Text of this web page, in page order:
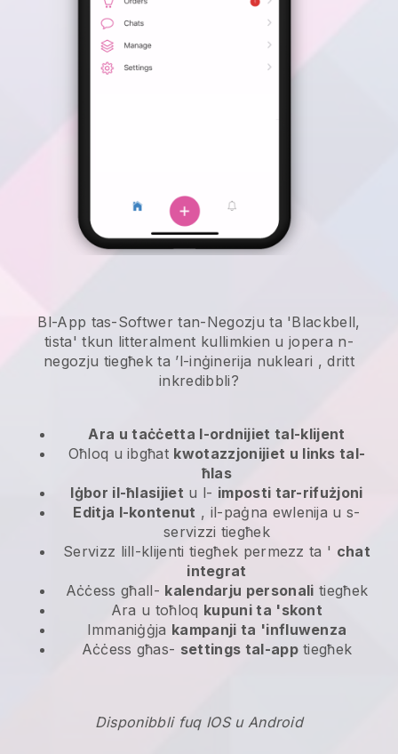
Bl-App tas-Softwer tan-Negozju ta 'Blackbell,
tista' tkun litteralment kullimkien ujopera n-
negozju tiegħek ta ’l-inġinerija nukleari , dritt
inkredibbli?
Ara u taċċetta l-ordnijiet tal-klijent
Oħloq u ibgħat kwotazzjonijiet u links tal-
ħlas
Iġbor il-ħlasijiet u l- imposti tar-rifużjoni
Editja l-kontenut , il-paġna ewlenija u s-
servizzi tiegħek
Servizz lill-klijenti tiegħek permezz ta ' chat
integrat
Aċċess għall- kalendarju personali tiegħek
Ara u toħloq kupuni ta 'skont
Immaniġġja kampanji ta 'influwenza
Aċċess għas- settings tal-apptiegħek
Disponibbli fuq IOS u Android